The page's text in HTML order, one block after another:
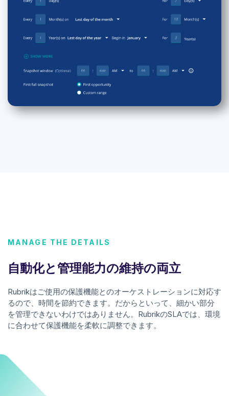
MANAGE THE DETAILS
自動化と管理能力の維持の両立
Rubrikはご使用の保護機能とのオーケストレーションに対応す
るので、時間を節約できます。だからといって、細かい部分
を管理できないわけではありません。RubrikのSLAでは、環境
に合わせて保護機能を柔軟に調整できます。